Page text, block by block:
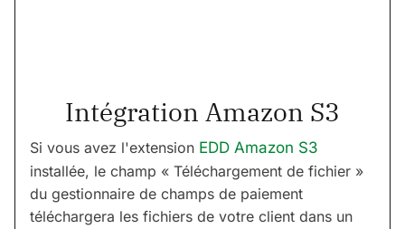
Intégration Amazon S3
Si vous avez l'extension EDD Amazon S3
installée, le champ « Téléchargement de fichier »
du gestionnaire de champs de paiement
téléchargera les fichiers de votre client dans un